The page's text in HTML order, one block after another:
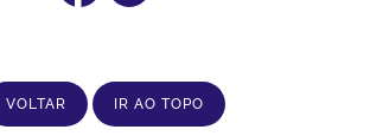
VOLTAR IR AO TOPO